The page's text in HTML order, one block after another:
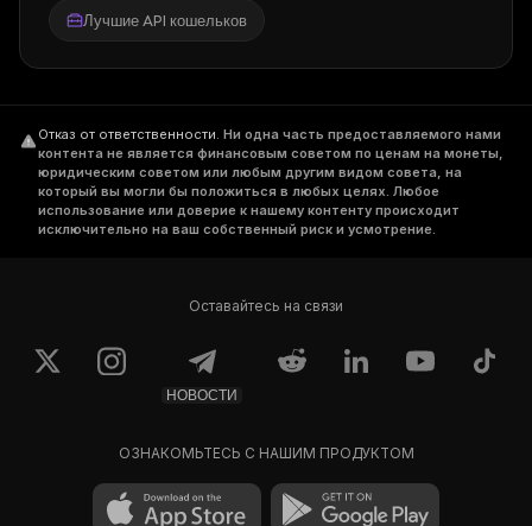
Лучшие API кошельков
Отказ от ответственности. Ни одна часть предоставляемого нами
контента не является финансовым советом по ценам на монеты,
юридическим советом или любым другим видом совета, на
который вы могли бы положиться в любых целях. Любое
использование или доверие к нашему контенту происходит
исключительно на ваш собственный риск и усмотрение.
Оставайтесь на связи
НОВОСТИ
ОЗНАКОМЬТЕСЬ С НАШИМ ПРОДУКТОМ